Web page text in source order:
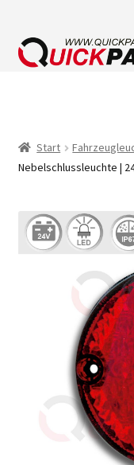
HUPEN
Start
Nebelschlussleuchte |